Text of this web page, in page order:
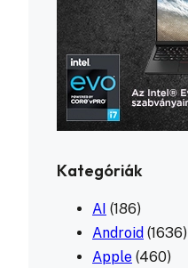
Kategóriák
AI (186)
Android (1636)
Apple (460)